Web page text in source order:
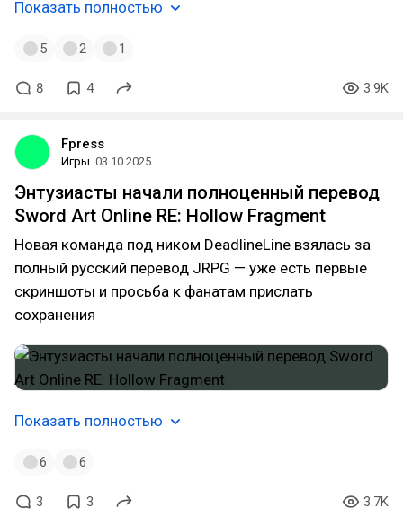
Показать полностью
5 2 1
8 4 3.9K
Fpress
Игры 03.10.2025
Энтузиасты начали полноценный перевод
Sword Art Online RE: Hollow Fragment
Новая команда под ником DeadlineLine взялась за
полный русский перевод JRPG — уже есть первые
скриншоты и просьба к фанатам прислать
сохранения
Показать полностью
6 6
3 3 3.7K